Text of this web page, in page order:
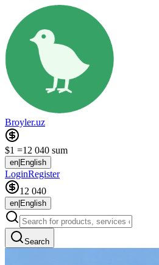
Broyler.uz
$1 =12 040 sum
en English
LoginRegister
12 040
en English
Search